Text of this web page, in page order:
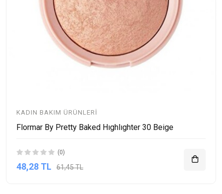
KADIN BAKIM ÜRÜNLERI
Flormar By Pretty Baked Hıghlıghter 30 Beige
(0)
48,28 TL 61,45 TL